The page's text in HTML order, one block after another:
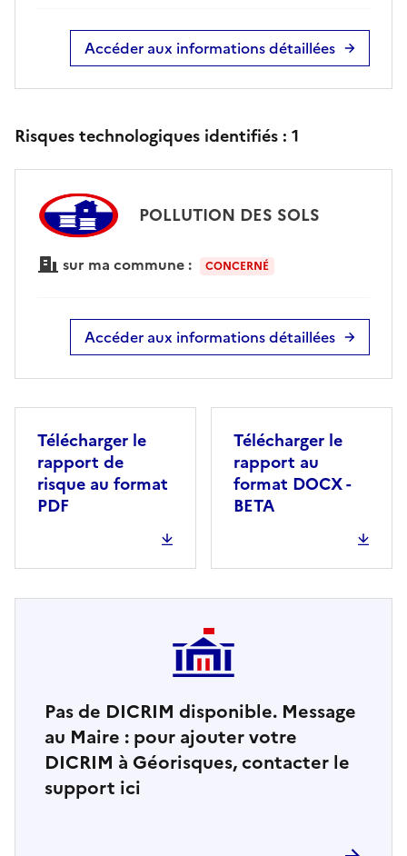
Accéder aux informations détaillées
Risques technologiques identifiés : 1
POLLUTION DES SOLS
sur ma commune : CONCERNÉ
Accéder aux informations détaillées
Télécharger le
rapport de
risque au format
PDF
Télécharger le
rapport au
format DOCX -
BETA
Pas de DICRIM disponible. Message
au Maire : pour ajouter votre
DICRIM à Géorisques, contacter le
support ici